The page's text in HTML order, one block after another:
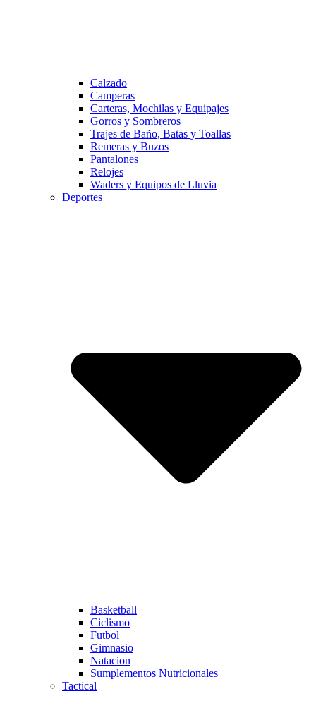
Calzado
Camperas
Carteras, Mochilas y Equipajes
Gorros y Sombreros
Trajes de Baño, Batas y Toallas
Remeras y Buzos
Pantalones
Relojes
Waders y Equipos de Lluvia
Deportes
Basketball
Ciclismo
Futbol
Gimnasio
Natacion
Sumplementos Nutricionales
Tactical